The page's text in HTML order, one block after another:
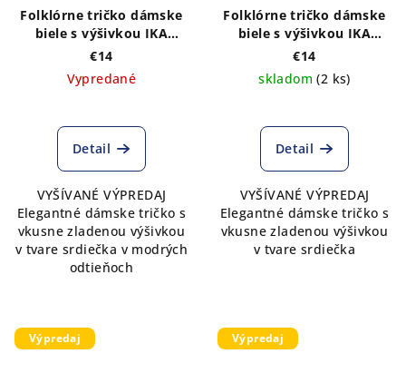
Folklórne tričko dámske
biele s výšivkou IKA
modrá dlhý rukáv
€14
Vypredané
Detail
VYŠÍVANÉ VÝPREDAJ
Elegantné dámske tričko s
vkusne zladenou výšivkou
v tvare srdiečka v modrých
odtieňoch
Folklórne tričko dámske
biele s výšivkou IKA
červená dlhý rukáv
€14
skladom(2 ks)
Detail
VYŠÍVANÉ VÝPREDAJ
Elegantné dámske tričko s
vkusne zladenou výšivkou
v tvare srdiečka
Výpredaj Výpredaj